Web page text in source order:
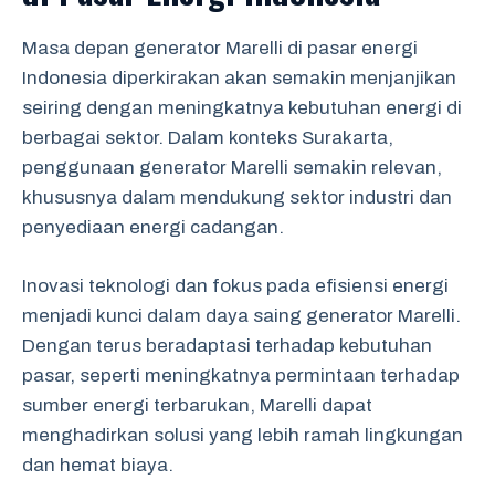
Masa depan generator Marelli di pasar energi
Indonesia diperkirakan akan semakin menjanjikan
seiring dengan meningkatnya kebutuhan energi di
berbagai sektor. Dalam konteks Surakarta,
penggunaan generator Marelli semakin relevan,
khususnya dalam mendukung sektor industri dan
penyediaan energi cadangan.
Inovasi teknologi dan fokus pada efisiensi energi
menjadi kunci dalam daya saing generator Marelli.
Dengan terus beradaptasi terhadap kebutuhan
pasar, seperti meningkatnya permintaan terhadap
sumber energi terbarukan, Marelli dapat
menghadirkan solusi yang lebih ramah lingkungan
dan hemat biaya.